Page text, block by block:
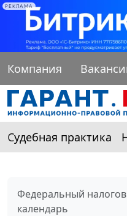
РЕКЛАМА
Компания
Судебная практика
Федеральный
календарь